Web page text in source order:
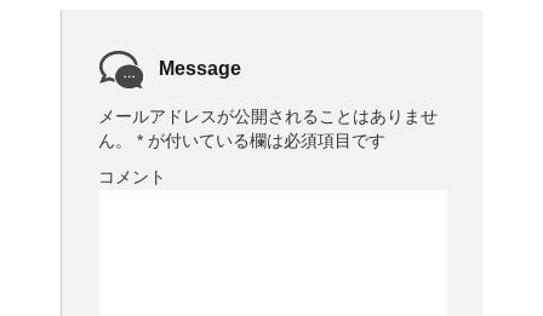
Message
メールアドレスが公開されることはありませ
ん。
* が付いている欄は必須項目です
コメント